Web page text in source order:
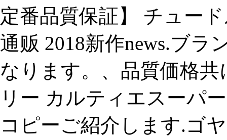
定番品質保証】 チュー
通贩 2018新作news.ブラ
なります。、品質価格
リー カルティエスーパ
コピーご紹介します.ゴ